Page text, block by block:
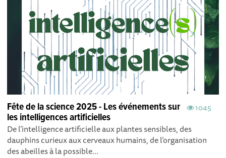
1045
Fête de la science 2025 - Les événements sur
les intelligences artificielles
De l’intelligence artificielle aux plantes sensibles, des
dauphins curieux aux cerveaux humains, de l’organisation
des abeilles à la possible...